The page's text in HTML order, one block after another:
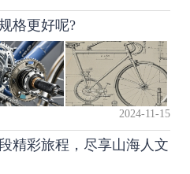
格更好呢?
2024-11-15
精彩旅程，尽享山海人文